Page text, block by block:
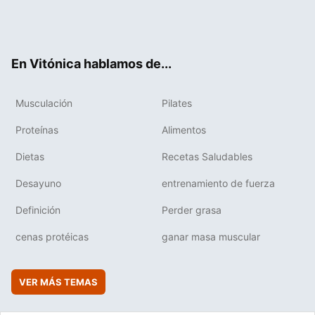
En Vitónica hablamos de...
Musculación Pilates
Proteínas Alimentos
Dietas Recetas Saludables
Desayuno entrenamiento de fuerza
Definición Perder grasa
cenas protéicas ganar masa muscular
VER MÁS TEMAS